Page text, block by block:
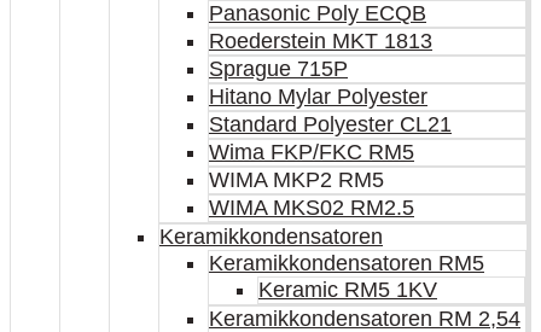
Panasonic Poly ECQB
Roederstein MKT 1813
Sprague 715P
Hitano Mylar Polyester
Standard Polyester CL21
Wima FKP/FKC RM5
WIMA MKP2 RM5
WIMA MKS02 RM2.5
Keramikkondensatoren
Keramikkondensatoren RM5
Keramic RM5 1KV
Keramikkondensatoren RM 2,54